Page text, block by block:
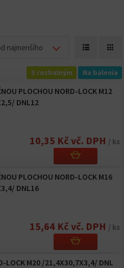
najmenšího
S rozbalným Na balenia
PLOCHOU NORD-LOCK M12
DNL12
10,35 Kč vč. DPH / ks
PLOCHOU NORD-LOCK M16
DNL16
15,64 Kč vč. DPH / ks
LOCK M20 /21,4X30,7X3,4/ DNL